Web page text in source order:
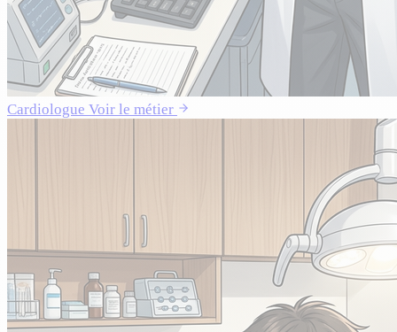
Cardiologue Voir le métier